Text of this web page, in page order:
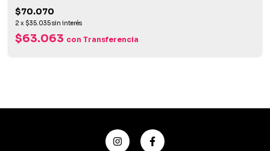
$70.070
$63.063 con
2 x $35.035sin interés